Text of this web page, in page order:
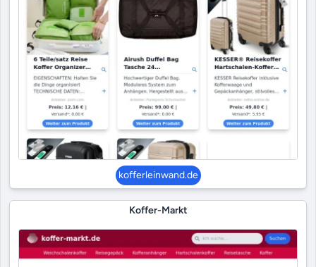
kofferleinwand.de
Koffer-Markt